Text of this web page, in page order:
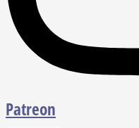
Patreon